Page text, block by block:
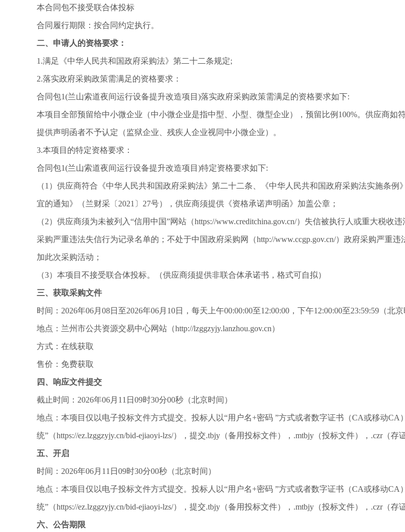
本合同包不接受联合体投标
合同履行期限：按合同约定执行。
二、申请人的资格要求：
1.满足《中华人民共和国政府采购法》第二十二条规定;
2.落实政府采购政策需满足的资格要求：
合同包1(兰山索道夜间运行设备提升改造项目)落实政府采购政策需满足的资格要求如下:
本项目全部预留给中小微企业（中小微企业是指中型、小型、微型企业），预留比例 100%。供应商如
提供声明函者不予认定（监狱企业、残疾人企业视同中小微企业）。
3.本项目的特定资格要求：
合同包1(兰山索道夜间运行设备提升改造项目)特定资格要求如下:
（1）供应商符合《中华人民共和国政府采购法》第二十二条、《中华人民共和国政府采购法实施条
宜的通知》（兰财采〔2021〕27号），供应商须提供《资格承诺声明函》加盖公章；
（2）供应商须为未被列入“信用中国”网站（https://www.creditchina.gov.cn/）失信被执行人或重大税
采购严重违法失信行为记录名单的；不处于中国政府采购网（http://www.ccgp.gov.cn/）政府采购严重
加此次采购活动；
（3）本项目不接受联合体投标。（供应商须提供非联合体承诺书，格式可自拟）
三、获取采购文件
时间： 2026年06月08日至2026年06月10日，每天上午00:00:00至12:00:00，下午12:00:00至23:59:59（北
地点：兰州市公共资源交易中心网站（http://lzggzyjy.lanzhou.gov.cn）
方式：在线获取
售价：免费获取
四、响应文件提交
截止时间： 2026年06月11日09时30分00秒（北京时间）
地点：本项目仅以电子投标文件方式提交。投标人以“用户名+密码 ”方式或者数字证书（CA或移动
统”（https://ez.lzggzyjy.cn/bid-ejiaoyi-lzs/），提交.tbjy（备用投标文件），.mtbjy（投标文件），.czr（
五、开启
时间： 2026年06月11日09时30分00秒（北京时间）
地点：本项目仅以电子投标文件方式提交。投标人以“用户名+密码 ”方式或者数字证书（CA或移动
统”（https://ez.lzggzyjy.cn/bid-ejiaoyi-lzs/），提交.tbjy（备用投标文件），.mtbjy（投标文件），.czr（
六、公告期限